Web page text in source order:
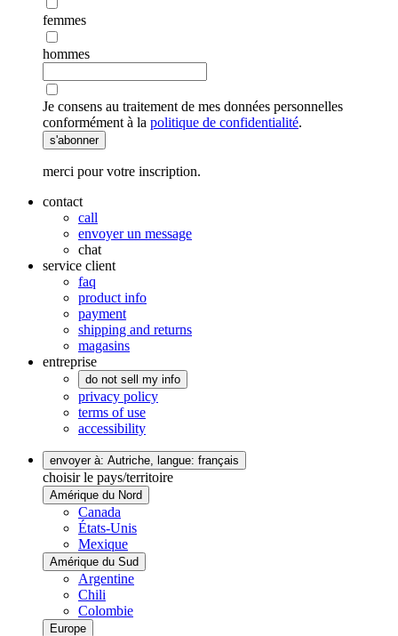
femmes
hommes
Je consens au traitement de mes données personnelles
conformément à la politique de confidentialité.
s'abonner
merci pour votre inscription.
contact
call
envoyer un message
chat
service client
faq
product info
payment
shipping and returns
magasins
entreprise
do not sell my info
privacy policy
terms of use
accessibility
envoyer à: Autriche, langue: français
choisir le pays/territoire
Amérique du Nord
Canada
États-Unis
Mexique
Amérique du Sud
Argentine
Chili
Colombie
Europe